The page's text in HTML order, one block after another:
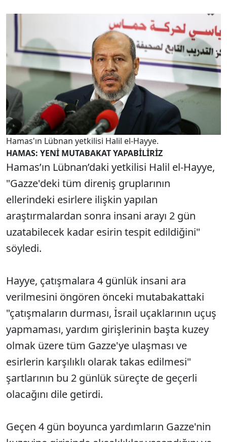
Hamas'ın Lübnan yetkilisi Halil el-Hayye.
HAMAS: YENİ MUTABAKAT YAPABİLİRİZ
Hamas’ın Lübnan’daki yetkilisi Halil el-Hayye,
"Gazze'deki tüm direniş gruplarının
ellerindeki esirlere ilişkin yapılan
araştırmalardan sonra insani arayı 2 gün
uzatabilecek kadar esirin tespit edildiğini"
söyledi.
Hayye, çatışmalara 4 günlük insani ara
verilmesini öngören önceki mutabakattaki
"çatışmaların durması, İsrail uçaklarının uçuş
yapmaması, yardım girişlerinin başta kuzey
olmak üzere tüm Gazze'ye ulaşması ve
esirlerin karşılıklı olarak takas edilmesi"
şartlarının bu 2 günlük süreçte de geçerli
olacağını dile getirdi.
Geçen 4 gün boyunca yardımların Gazze'nin